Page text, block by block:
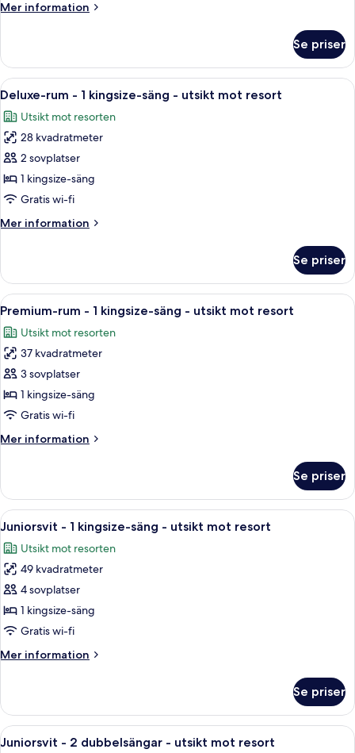
dubbelsängar
mot
resort
Mer information
Mer
rum
2
-
utsikt
resort
Se priser
Öppna
alla
foton
för
Deluxe-
rum
-
kingsize-
utsikt
mot
resort
Ett hotellrum med en stor säng, ett
1
Deluxe-rum - 1 kingsize-säng - utsikt mot resort
Utsikt mot resorten
28 kvadratmeter
2 sovplatser
1 kingsize-säng
Gratis wi-fi
Mer information
Mer
rum
1
säng
mot
resort
Se priser
Öppna
alla
foton
för
Premium-
rum
-
kingsize-
utsikt
mot
resort
Ett hotellrum med en stor säng, en
1
Premium-rum - 1 kingsize-säng - utsikt mot resort
Utsikt mot resorten
37 kvadratmeter
3 sovplatser
1 kingsize-säng
Gratis wi-fi
Mer information
Mer
rum
1
säng
mot
resort
Se priser
Öppna
alla
foton
för
Juniorsvit
-
1
säng
mot
resort
Ett hotellrum med en stor säng, en
1
Juniorsvit - 1 kingsize-säng - utsikt mot resort
Utsikt mot resorten
49 kvadratmeter
4 sovplatser
1 kingsize-säng
Gratis wi-fi
Mer information
Mer
-
kingsize-
Se priser
Öppna
Ett hotellrum med två sängar, ett
1
Juniorsvit - 2 dubbelsängar - utsikt mot resort